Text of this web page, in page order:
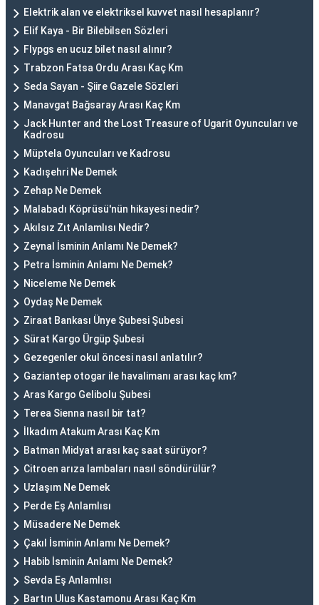
Elektrik alan ve elektriksel kuvvet nasıl hesaplanır?
Elif Kaya - Bir Bilebilsen Sözleri
Flypgs en ucuz bilet nasıl alınır?
Trabzon Fatsa Ordu Arası Kaç Km
Seda Sayan - Şiire Gazele Sözleri
Manavgat Bağsaray Arası Kaç Km
Jack Hunter and the Lost Treasure of Ugarit Oyuncuları ve
Kadrosu
Müptela Oyuncuları ve Kadrosu
Kadışehri Ne Demek
Zehap Ne Demek
Malabadı Köprüsü'nün hikayesi nedir?
Akılsız Zıt Anlamlısı Nedir?
Zeynal İsminin Anlamı Ne Demek?
Petra İsminin Anlamı Ne Demek?
Niceleme Ne Demek
Oydaş Ne Demek
Ziraat Bankası Ünye Şubesi Şubesi
Sürat Kargo Ürgüp Şubesi
Gezegenler okul öncesi nasıl anlatılır?
Gaziantep otogar ile havalimanı arası kaç km?
Aras Kargo Gelibolu Şubesi
Terea Sienna nasıl bir tat?
İlkadım Atakum Arası Kaç Km
Batman Midyat arası kaç saat sürüyor?
Citroen arıza lambaları nasıl söndürülür?
Uzlaşım Ne Demek
Perde Eş Anlamlısı
Müsadere Ne Demek
Çakıl İsminin Anlamı Ne Demek?
Habib İsminin Anlamı Ne Demek?
Sevda Eş Anlamlısı
Bartın Ulus Kastamonu Arası Kaç Km